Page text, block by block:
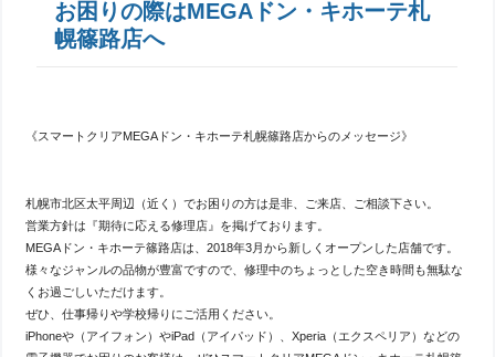
お困りの際はMEGAドン・キホーテ札
幌篠路店へ
《スマートクリアMEGAドン・キホーテ札幌篠路店からのメッセージ》
札幌市北区太平周辺（近く）でお困りの方は是非、ご来店、ご相談下さい。
営業方針は『期待に応える修理店』を掲げております。
MEGAドン・キホーテ篠路店は、2018年3月から新しくオープンした店舗です。
様々なジャンルの品物が豊富ですので、修理中のちょっとした空き時間も無駄な
くお過ごしいただけます。
ぜひ、仕事帰りや学校帰りにご活用ください。
iPhoneや（アイフォン）やiPad（アイパッド）、Xperia（エクスペリア）などの